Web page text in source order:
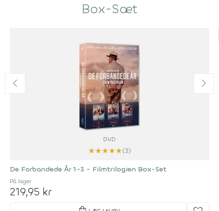
Box-Sæt
DVD
★★★★★(3)
De Forbandede År 1-3 - Filmtrilogien Box-Set
På lager
219,95 kr